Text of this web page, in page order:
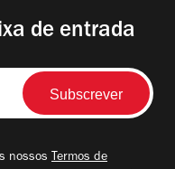
de entrada
nossos Termos de